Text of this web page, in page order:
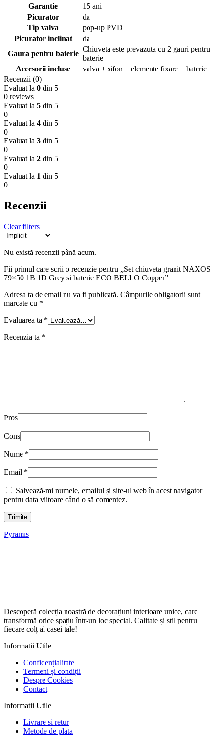
Garantie
15 ani
Picurator
da
Tip valva
pop-up PVD
Picurator inclinat
da
Gaura pentru baterie
Chiuveta este prevazuta cu 2 gauri pentru
baterie
Accesorii incluse
valva + sifon + elemente fixare + baterie
Recenzii (0)
Evaluat la 0 din 5
0 reviews
Evaluat la 5 din 5
0
Evaluat la 4 din 5
0
Evaluat la 3 din 5
0
Evaluat la 2 din 5
0
Evaluat la 1 din 5
0
Recenzii
Clear filters
Nu există recenzii până acum.
Fii primul care scrii o recenzie pentru „Set chiuveta granit NAXOS
79×50 1B 1D Grey si baterie ECO BELLO Copper”
Adresa ta de email nu va fi publicată. Câmpurile obligatorii sunt
marcate cu *
Evaluarea ta *
Recenzia ta *
Pros
Cons
Nume *
Email *
Salvează-mi numele, emailul și site-ul web în acest navigator
pentru data viitoare când o să comentez.
Pyramis
Descoperă colecția noastră de decorațiuni interioare unice, care
transformă orice spațiu într-un loc special. Calitate și stil pentru
fiecare colț al casei tale!
Informatii Utile
Confidențialitate
Termeni și condiții
Despre Cookies
Contact
Informatii Utile
Livrare si retur
Metode de plata